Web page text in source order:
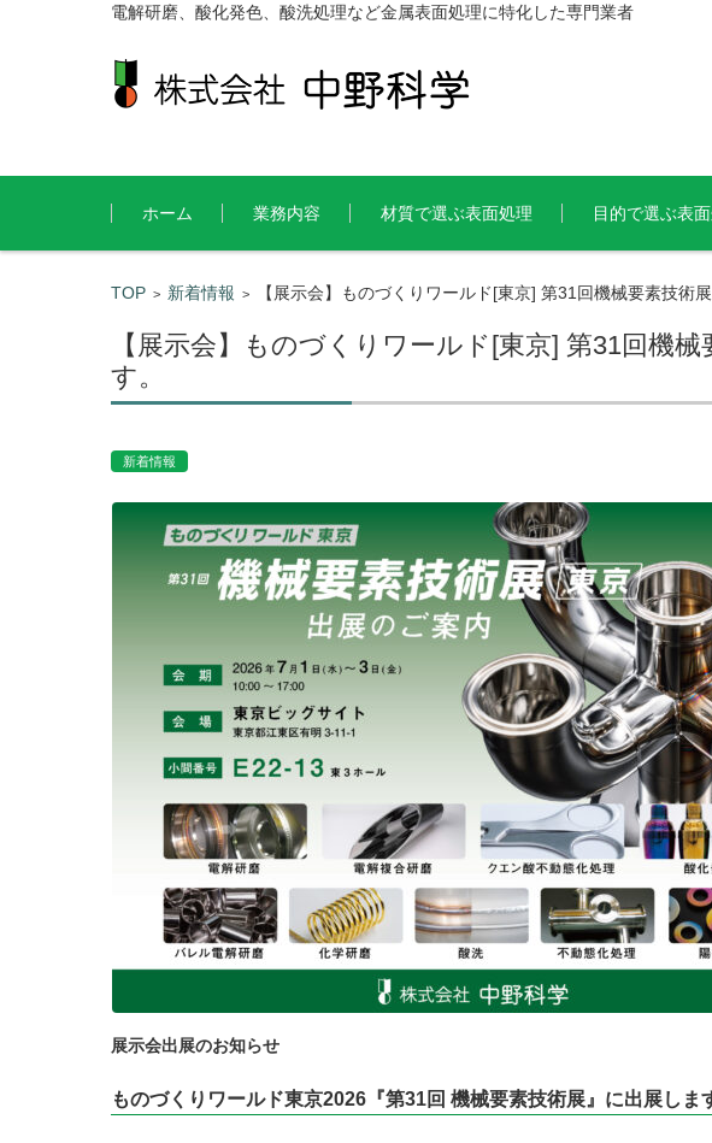
電解研磨、酸化発色、酸洗処理など金属表面処理に特化した専門業者
コンテンツに移動
ホーム
業務内容 材質で選ぶ表面処理 目的で選ぶ表
TOP > 新着情報 > 【展示会】ものづくりワールド[東京] 第31回機械要素技術
【展示会】ものづくりワールド[東京] 第31回機
す。
新着情報
展示会出展のお知らせ
ものづくりワールド東京2026『第31回 機械要素技術展』に出展しま